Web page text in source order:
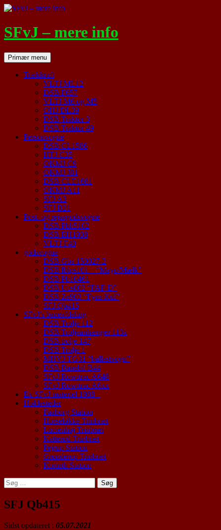
Hop
indhold
SFvJ – mere info
SøgPrimær menu
Trækkraft
VLTJ ML12
DSB F657
VLTJ M6 og M5
OHJ DL39
DSB Traktor 3
DSB Traktor 49
Personvogne
DSB CL1586
HTJ C35
OKMJ C9
OKMJ J81
DSB CLE1681
OKMJ A11
SFJ A3
SFJ B21
Post- og rejsegodsvogne
DSB Pbh5102
DSB EH1908
VLTJ F40
godsvogne
DSB Gbs 150027-2
DSB Iblps101 – “Mayo/Mælk”
DSB Pb10461
DSB Ucs002 “FAF-D”
DSB Ze903 “Fyns Kul”
SFJ Qb415
SFvJ’s baneafdeling
DSB Trolje 112
DSB Troljeanhænger 113a
DSB trolje 147
DSB Trolje 1
MHVJ TG31 “ballastvogn”
DSB Banebil B44
SFvJ Rowitrac A648
SFvJ Rowitrac A6xx
Ex SFvJ materiel 1988 –
Holdesteder
Faaborg Station
Horseløkke Trinbræt
Lucienhøj Trinbræt
Katterød Trinbræt
Pejrup Station
Grønderup Trinbræt
Korinth Station
Søg
efter:
SFJ Qb415
Sidst opdateret : 05.07.2021